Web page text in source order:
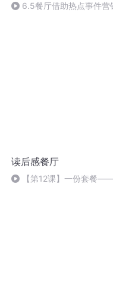
6.5餐厅借助热点事件营
读后感餐厅
【第12课】一份套餐